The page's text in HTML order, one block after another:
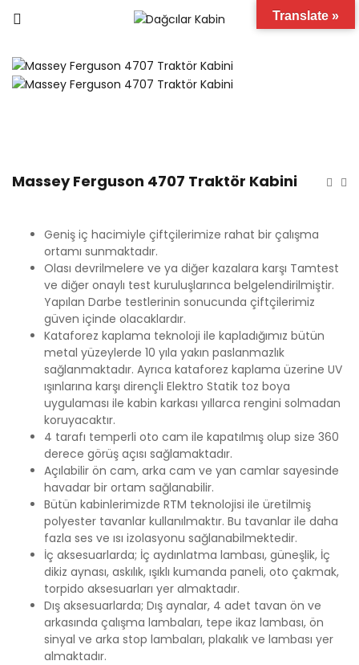
Massey Ferguson 4707 Traktör Kabini
Geniş iç hacimiyle çiftçilerimize rahat bir çalışma
ortamı sunmaktadır.
Olası devrilmelere ve ya diğer kazalara karşı Tamtest
ve diğer onaylı test kuruluşlarınca belgelendirilmiştir.
Yapılan Darbe testlerinin sonucunda çiftçilerimiz
güven içinde olacaklardır.
Kataforez kaplama teknoloji ile kapladığımız bütün
metal yüzeylerde 10 yıla yakın paslanmazlık
sağlanmaktadır. Ayrıca kataforez kaplama üzerine UV
ışınlarına karşı dirençli Elektro Statik toz boya
uygulaması ile kabin karkası yıllarca rengini solmadan
koruyacaktır.
4 tarafı temperli oto cam ile kapatılmış olup size 360
derece görüş açısı sağlamaktadır.
Açılabilir ön cam, arka cam ve yan camlar sayesinde
havadar bir ortam sağlanabilir.
Bütün kabinlerimizde RTM teknolojisi ile üretilmiş
polyester tavanlar kullanılmaktır. Bu tavanlar ile daha
fazla ses ve ısı izolasyonu sağlanabilmektedir.
İç aksesuarlarda; İç aydınlatma lambası, güneşlik, İç
dikiz aynası, askılık, ışıklı kumanda paneli, oto çakmak,
torpido aksesuarları yer almaktadır.
Dış aksesuarlarda; Dış aynalar, 4 adet tavan ön ve
arkasında çalışma lambaları, tepe ikaz lambası, ön
sinyal ve arka stop lambaları, plakalık ve lambası yer
almaktadır.
Translate »